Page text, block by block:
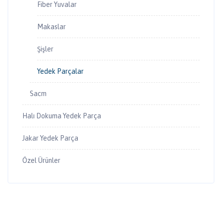
Fiber Yuvalar
Makaslar
Şişler
Yedek Parçalar
Sacm
Halı Dokuma Yedek Parça
Jakar Yedek Parça
Özel Ürünler